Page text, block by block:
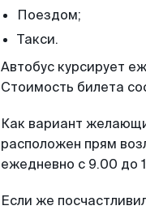
Поездом;
Такси.
Автобус курсирует
Стоимость билета
Как вариант
расположен прям
ежедневно с 9.00 до
Если же